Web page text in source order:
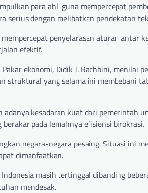
para ahli guna mempercepat
serius dengan melibatkan pendekatan
penyelarasan aturan antar
efektif.
ekonomi, Didik J. Rachbini, menilai
struktural yang selama ini membebani
kesadaran kuat dari pemerintah
pada lemahnya efisiensi birokrasi.
negara-negara pesaing. Situasi ini
dimanfaatkan.
masih tertinggal dibanding
mendesak.